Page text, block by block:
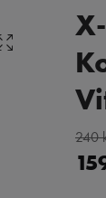
240